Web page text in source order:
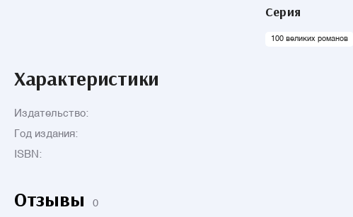
Серия
100 великих романов
Характеристики
Издательство:
Год издания:
ISBN:
Отзывы 0